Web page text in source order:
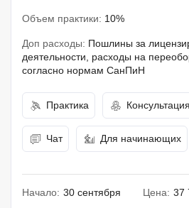
Объем практики: 10%
Доп расходы: Пошлины за
деятельности, расходы на
согласно нормам СанПиН
Практика
Чат Для начинающих
Начало: 30 сентября Цена: 37